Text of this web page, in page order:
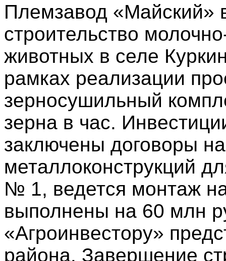
Племзавод «Майский»
строительство
животных в селе
рамках реализации
зерносушильный
зерна в час.
заключены договоры
металлоконструкций
№ 1, ведется монтаж
выполнены на 60 млн
«Агроинвестору»
района. Завершение